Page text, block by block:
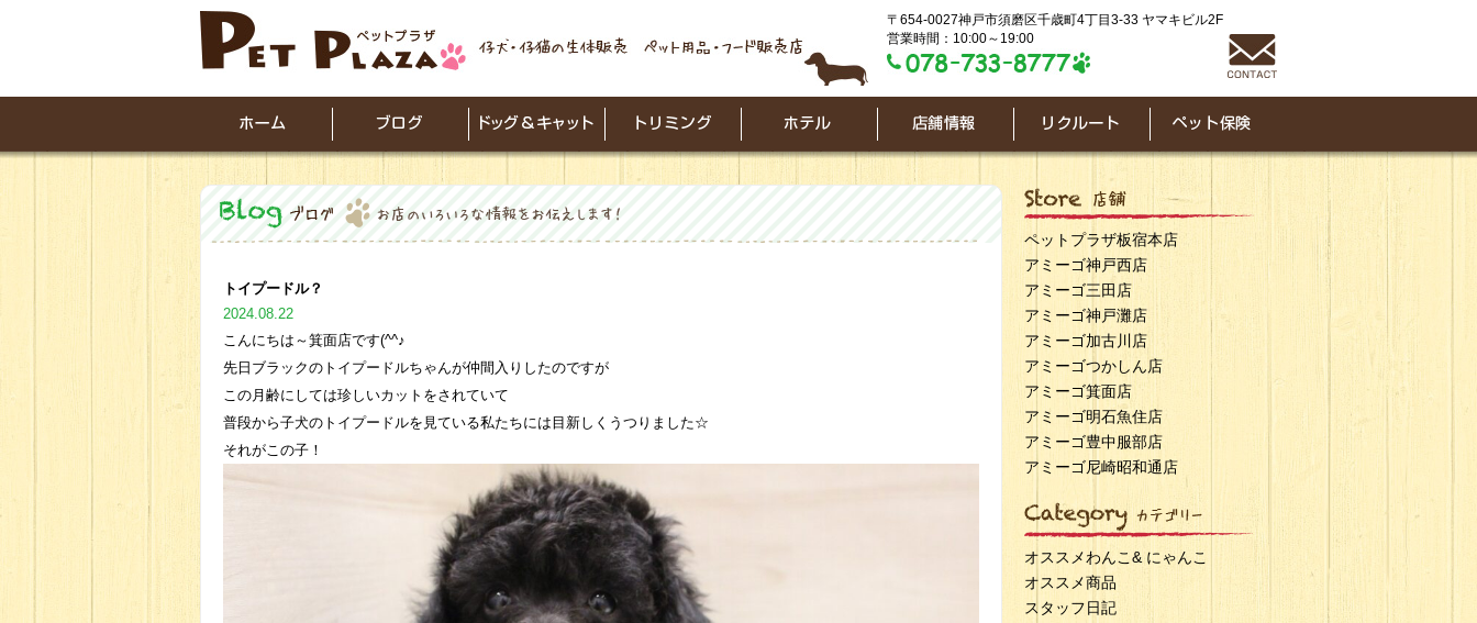
〒654-0027神戸市須磨区千歳町4丁目3-33 ヤマキビル2F
営業時間：10:00～19:00
トイプードル？
2024.08.22
こんにちは～箕面店です(^^♪
先日ブラックのトイプードルちゃんが仲間入りしたのですが
この月齢にしては珍しいカットをされていて
普段から子犬のトイプードルを見ている私たちには目新しくうつりました☆
それがこの子！
ペットプラザ板宿本店
アミーゴ神戸西店
アミーゴ三田店
アミーゴ神戸灘店
アミーゴ加古川店
アミーゴつかしん店
アミーゴ箕面店
アミーゴ明石魚住店
アミーゴ豊中服部店
アミーゴ尼崎昭和通店
オススメわんこ& にゃんこ
オススメ商品
スタッフ日記